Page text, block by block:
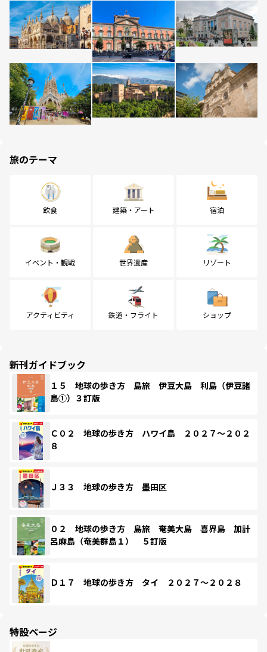
旅のテーマ
飲食 建築・アート 宿泊
イベント・観戦 世界遺産 リゾート
アクティビティ 鉄道・フライト ショップ
新刊ガイドブック
１５ 地球の歩き方 島旅 伊豆大島 利島（伊豆諸
島①）３訂版
Ｃ０２ 地球の歩き方 ハワイ島 ２０２７～２０２
８
Ｊ３３ 地球の歩き方 墨田区
０２ 地球の歩き方 島旅 奄美大島 喜界島 加計
呂麻島（奄美群島１） ５訂版
Ｄ１７ 地球の歩き方 タイ ２０２７～２０２８
特設ページ